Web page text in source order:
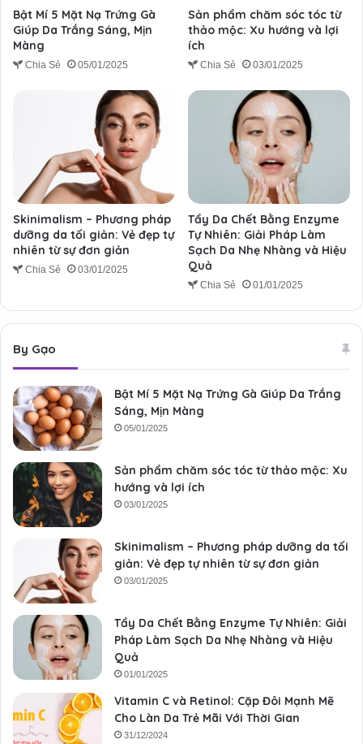
Bật Mí 5 Mặt Nạ Trứng Gà
Giúp Da Trắng Sáng, Mịn
Màng
Chia Sẻ 05/01/2025
Sản phẩm chăm sóc tóc từ
thảo mộc: Xu hướng và lợi
ích
Chia Sẻ 03/01/2025
Skinimalism – Phương pháp
dưỡng da tối giản: Vẻ đẹp tự
nhiên từ sự đơn giản
Chia Sẻ 03/01/2025
Tẩy Da Chết Bằng Enzyme
Tự Nhiên: Giải Pháp Làm
Sạch Da Nhẹ Nhàng và Hiệu
Quả
Chia Sẻ 01/01/2025
By Gạo
Bật Mí 5 Mặt Nạ Trứng Gà Giúp Da Trắng
Sáng, Mịn Màng
05/01/2025
Sản phẩm chăm sóc tóc từ thảo mộc: Xu
hướng và lợi ích
03/01/2025
Skinimalism – Phương pháp dưỡng da tối
giản: Vẻ đẹp tự nhiên từ sự đơn giản
03/01/2025
Tẩy Da Chết Bằng Enzyme Tự Nhiên: Giải
Pháp Làm Sạch Da Nhẹ Nhàng và Hiệu
Quả
01/01/2025
Vitamin C và Retinol: Cặp Đôi Mạnh Mẽ
Cho Làn Da Trẻ Mãi Với Thời Gian
31/12/2024